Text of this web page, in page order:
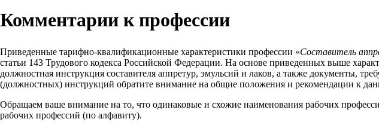
Комментарии к профессии
Приведенные тарифно-квалификационные характеристики профессии «Составитель
статьи 143 Трудового кодекса Российской Федерации. На основе приведенных выше
должностная инструкция составителя аппретур, эмульсий и лаков, а также документы,
(должностных) инструкций обратите внимание на общие положения и рекомендации к
Обращаем ваше внимание на то, что одинаковые и схожие наименования рабочих
рабочих профессий (по алфавиту).